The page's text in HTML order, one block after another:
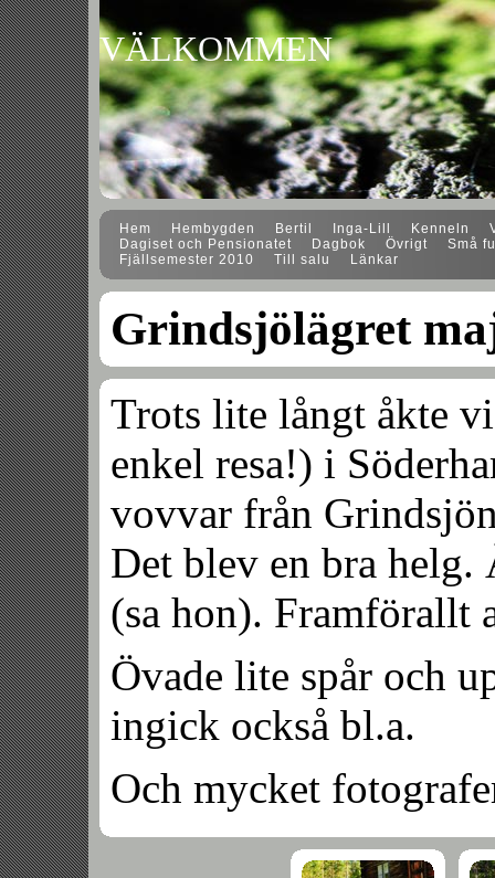
VÄLKOMMEN
Hem Hembygden Bertil Inga-Lill Kenneln
Dagiset och Pensionatet
Dagbok Övrigt
Små
Fjällsemester 2010
Till salu Länkar
Grindsjölägret
Trots lite långt åkte
enkel resa!) i
vovvar från
Det blev en bra helg.
(sa hon). Framförallt
Övade lite spår och
ingick också bl.a.
Och mycket